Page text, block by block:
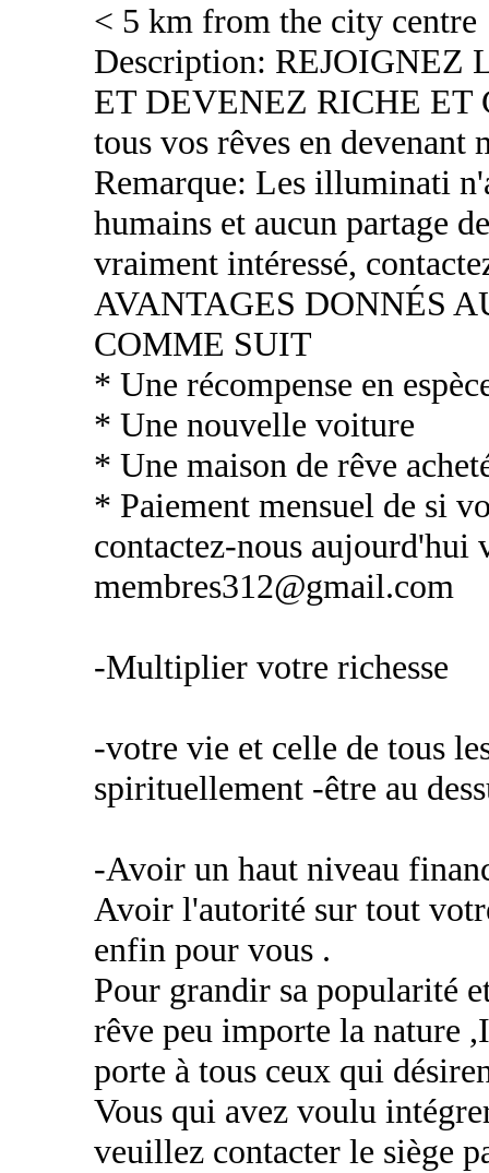
< 5 km from the city centre
Description: REJOIGNEZ
ET DEVENEZ RICHE ET
tous vos rêves en devenant
Remarque: Les illuminati
humains et aucun partage
vraiment intéressé,
AVANTAGES DONNÉS
COMME SUIT
* Une récompense en
* Une nouvelle voiture
* Une maison de rêve
* Paiement mensuel de si
contactez-nous aujourd'hui
membres312@gmail.com
-Multiplier votre richesse
-votre vie et celle de tous
spirituellement -être au
-Avoir un haut niveau
Avoir l'autorité sur tout
enfin pour vous .
Pour grandir sa popularité
rêve peu importe la
porte à tous ceux qui
Vous qui avez voulu
veuillez contacter le siège